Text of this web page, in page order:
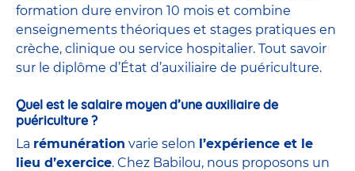
formation dure environ 10 mois et combine
enseignements théoriques et stages pratiques en
crèche, clinique ou service hospitalier. Tout savoir
sur le diplôme d’État d’auxiliaire de puériculture.
Quel est le salaire moyen d’une auxiliaire de
puériculture ?
La rémunération varie selon l’expérience et le
lieu d’exercice. Chez Babilou, nous proposons un